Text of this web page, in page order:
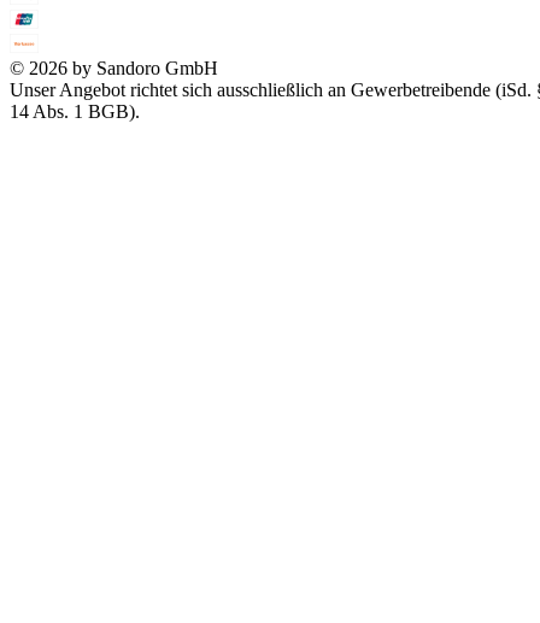
© 2026 by Sandoro GmbH
Unser Angebot richtet sich ausschließlich an Gewerbetreibende (iSd.
14 Abs. 1 BGB).